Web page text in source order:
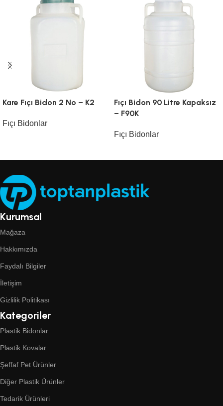
Kare Fıçı Bidon 2 No – K2
Fıçı Bidonlar
Fıçı Bidon 90 Litre Kapaksız
– F90K
Fıçı Bidonlar
Kurumsal
Mağaza
Hakkımızda
Faydalı Bilgiler
İletişim
Gizlilik Politikası
Kategoriler
Plastik Bidonlar
Plastik Kovalar
Şeffaf Pet Ürünler
Diğer Plastik Ürünler
Tedarik Ürünleri